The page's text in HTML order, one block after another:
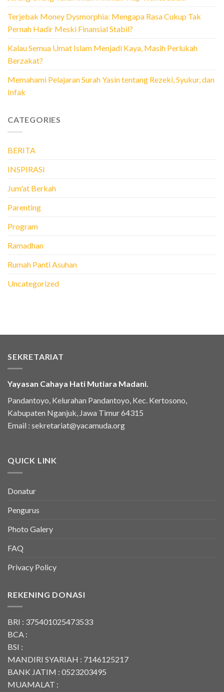
Terjebak Money Dysmorphia: Mengapa Rasa Cukup Tak
Pernah Hadir Meski Finansial Stabil?
Kalau Semua Umat Islam Menjadi Kaya, Masih Perlukah
Berzakat?
Memahami Pelajaran Surah Yasin tentang Rezeki, Syukur, dan
Infak
CATEGORIES
BERITA
INSPIRASI
Jum'at Berkah
Parenting
Program
Ramadhan
Rumah Panti Asuhan
Uncategorized
SEKRETARIAT
Yayasan Cahaya Hati Mutiara Madani.
Pandantoyo, Kelurahan Pandantoyo, Kec. Kertosono,
Kabupaten Nganjuk, Jawa Timur 64315
Email : sekretariat@yacamuda.org
QUICK LINK
Donatur
Pengurus
Photo Galery
FAQ
Privacy Policy
REKENING DONASI
BRI : 375401025473533
BCA :
BSI :
MANDIRI SYARIAH : 7146125217
BANK JATIM : 0523203495
MUAMALAT :